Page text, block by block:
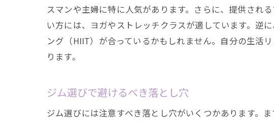
無料体験
無料体験で
ジムの雰囲気や
スタッフの
スマンや主婦に特に人気があります。さらに、提供され
い方には、ヨガやストレッチクラスが適しています。逆
ング（HIIT）が合っているかもしれません。自分の生活
ります。
ジム選びで避けるべき落とし穴
ジム選びには注意すべき落とし穴がいくつかあります。